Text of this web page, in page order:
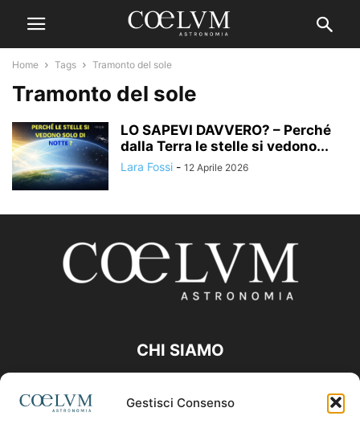
Gestisci Consenso
Home Tags Tramonto del sole
Tramonto del sole
LO SAPEVI DAVVERO? – Perché
dalla Terra le stelle si vedono...
Lara Fossi - 12 Aprile 2026
CHI SIAMO
Contattaci:coelumastro@coelum.com